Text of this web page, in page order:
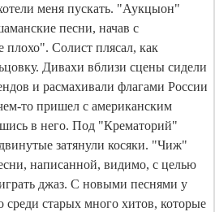
меня пускать. "Аукцыон"
песни, начав с
плохо". Солист плясал, как
Дивахи вблизи сцены сидели
и расмахивали флагами России
то пришел с американским
в него. Под "Крематорий"
затянули косяки. "Чиж"
написанной, видимо, с целью
джаз. С новыми песнями у
среди старых много хитов, которые